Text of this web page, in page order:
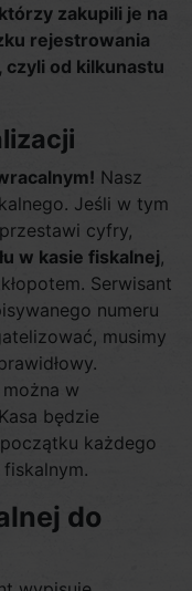
zakupili je na
rejestrowania
czyli od kilkunastu
Nasz
Jeśli w tym
cyfry,
w kasie fiskalnej,
Serwisant
numeru
musimy
w
będzie
każdego
do